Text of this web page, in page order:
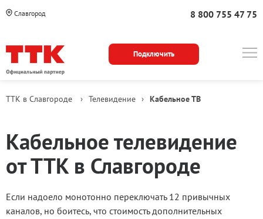
Славгород 8 800 755 47 75
Подключить
ТТК в Славгороде › Телевидение › Кабельное ТВ
Кабельное телевидение
от ТТК в Славгороде
Если надоело монотонно переключать 12 привычных
каналов, но боитесь, что стоимость дополнительных